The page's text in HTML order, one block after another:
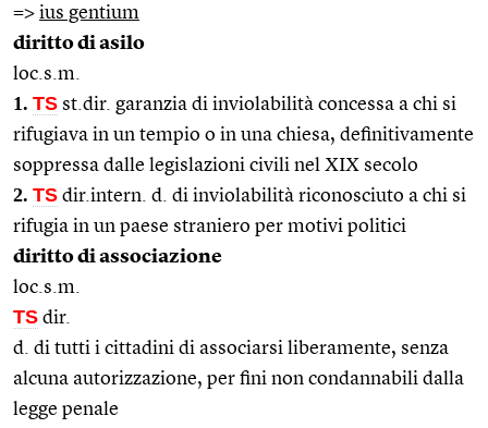
=> ius gentium
diritto di asilo
loc.s.m.
1. TS st.dir. garanzia di inviolabilità concessa a chi si
rifugiava in un tempio o in una chiesa, definitivamente
soppressa dalle legislazioni civili nel XIX secolo
2. TS dir.intern. d. di inviolabilità riconosciuto a chi si
rifugia in un paese straniero per motivi politici
diritto di associazione
loc.s.m.
TS dir.
d. di tutti i cittadini di associarsi liberamente, senza
alcuna autorizzazione, per fini non condannabili dalla
legge penale